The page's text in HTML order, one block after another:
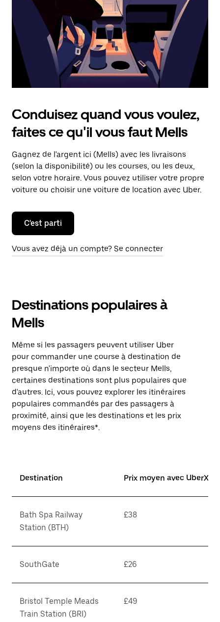
d'échappement
pour
fermer
calendrier.
Conduisez quand vous voulez,
faites ce qu'il vous faut Mells
Gagnez de l'argent ici (Mells) avec les livraisons
(selon la disponibilité) ou les courses, ou les deux,
selon votre horaire. Vous pouvez utiliser votre propre
voiture ou choisir une voiture de location avec Uber.
C'est parti
Vous avez déjà un compte? Se connecter
Destinations populaires à
Mells
Même si les passagers peuvent utiliser Uber
pour commander une course à destination de
presque n'importe où dans le secteur Mells,
certaines destinations sont plus populaires que
d'autres. Ici, vous pouvez explorer les itinéraires
populaires commandés par des passagers à
proximité, ainsi que les destinations et les prix
moyens des itinéraires*.
Destination Prix moyen avec UberX*
Bath Spa Railway
Station (BTH)
£38
SouthGate £26
Bristol Temple Meads
Train Station (BRI)
£49